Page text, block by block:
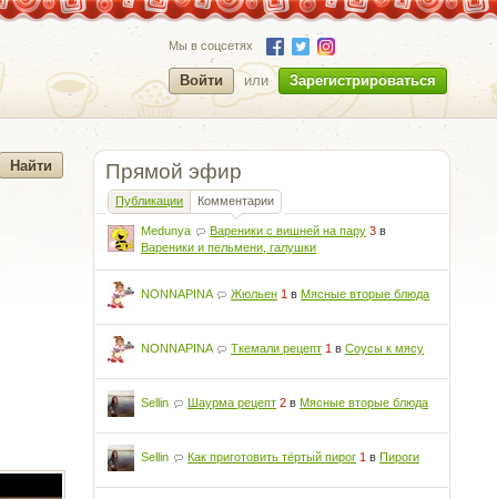
Мы в соцсетях
Войти или Зарегистрироваться
Прямой эфир
Публикации Комментарии
Medunya Вареники с вишней на пару 3 в
Вареники и пельмени, галушки
NONNAPINA Жюльен 1 вМясные вторые блюда
NONNAPINA Ткемали рецепт 1 вСоусы к мясу
Sellin Шаурма рецепт 2 вМясные вторые блюда
Sellin Как приготовить тёртый пирог 1 вПироги